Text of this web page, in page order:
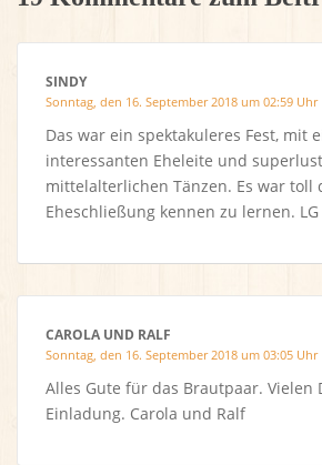
SINDY
Sonntag, den 16. September 2018 um 02:59 Uhr
Das war ein spektakuleres Fest, mit
interessanten Eheleite und
mittelalterlichen Tänzen. Es war toll
Eheschließung kennen zu lernen.
CAROLA UND RALF
Sonntag, den 16. September 2018 um 03:05 Uhr
Alles Gute für das Brautpaar. Vielen
Einladung. Carola und Ralf